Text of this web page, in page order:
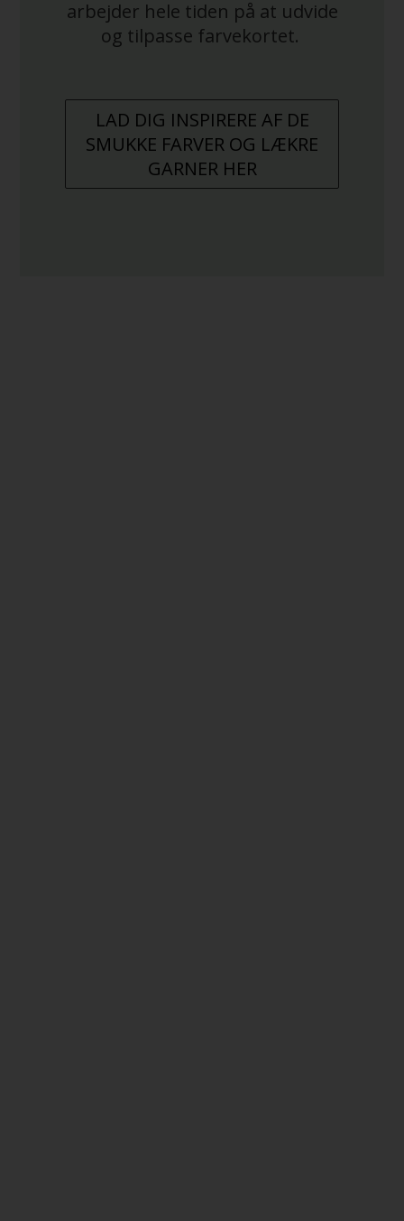
arbejder hele tiden på at udvide
og tilpasse farvekortet.
LAD DIG INSPIRERE AF DE
SMUKKE FARVER OG LÆKRE
GARNER HER